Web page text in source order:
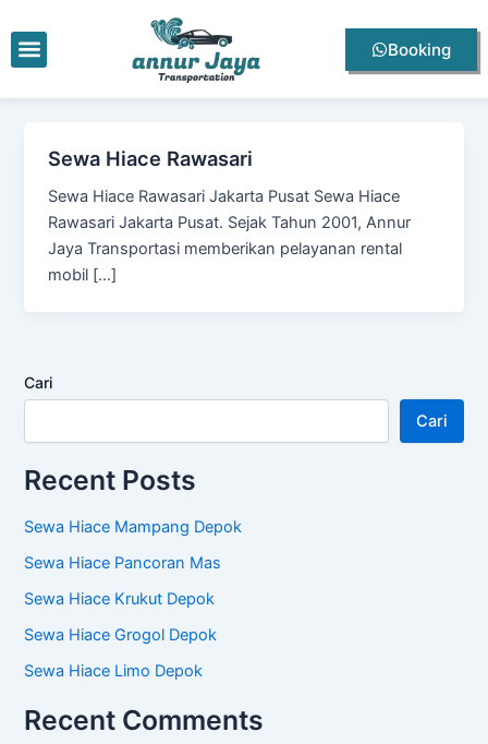
ke
konten
Menu Booking
Sewa Hiace Rawasari
Sewa Hiace Rawasari Jakarta Pusat Sewa Hiace
Rawasari Jakarta Pusat. Sejak Tahun 2001, Annur
Jaya Transportasi memberikan pelayanan rental
mobil […]
Cari
Cari
Recent Posts
Sewa Hiace Mampang Depok
Sewa Hiace Pancoran Mas
Sewa Hiace Krukut Depok
Sewa Hiace Grogol Depok
Sewa Hiace Limo Depok
Recent Comments